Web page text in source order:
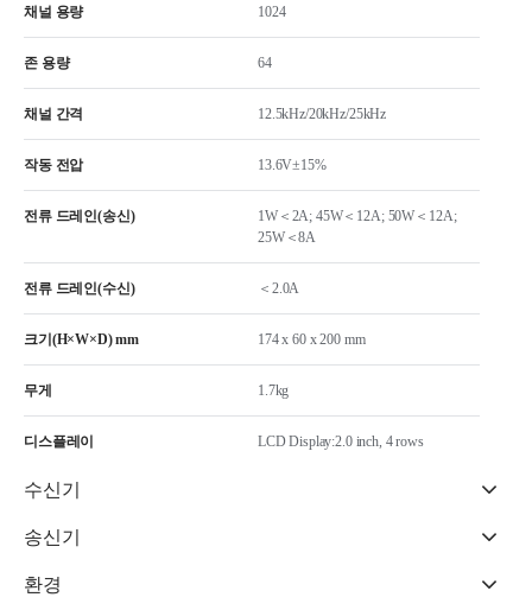
채널 용량 1024
존 용량 64
채널 간격 12.5kHz/20kHz/25kHz
작동 전압 13.6V±15%
전류 드레인(송신)
1W＜2A; 45W＜12A; 50W＜12A;
25W＜8A
전류 드레인(수신) ＜2.0A
크기(H×W×D) mm 174 x 60 x 200 mm
무게 1.7kg
디스플레이 LCD Display:2.0 inch, 4 rows
수신기
송신기
환경